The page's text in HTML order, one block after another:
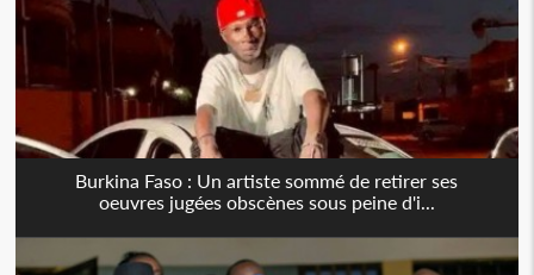
Burkina Faso : Un artiste sommé de retirer ses
oeuvres jugées obscènes sous peine d'i...